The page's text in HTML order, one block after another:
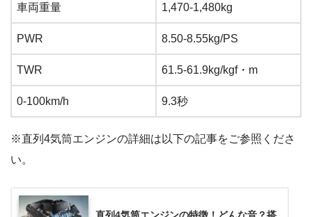
車両重量 1,470-1,480kg
PWR 8.50-8.55kg/PS
TWR 61.5-61.9kg/kgf・m
0-100km/h 9.3秒
※直列4気筒エンジンの詳細は以下の記事をご参照くださ
い。